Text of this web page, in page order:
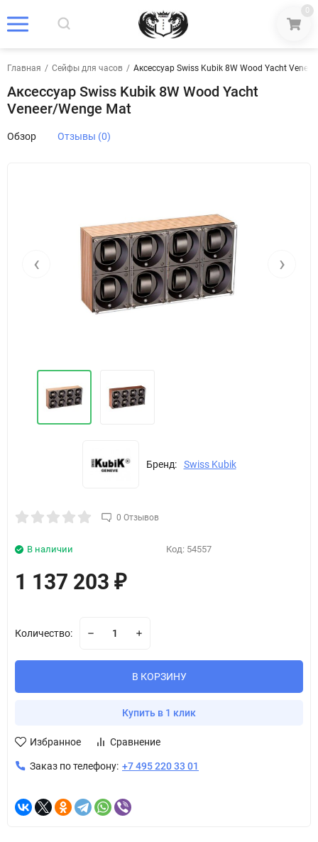
0
Главная / Сейфы для часов / Аксессуар Swiss Kubik 8W Wood Yacht
Аксессуар Swiss Kubik 8W Wood Yacht
Veneer/Wenge Mat
Обзор Отзывы (0)
‹ ›
Бренд: Swiss Kubik
0 Отзывов
В наличии Код: 54557
1 137 203 ₽
Количество:
В КОРЗИНУ
Купить в 1 клик
Избранное Сравнение
Заказ по телефону: +7 495 220 33 01